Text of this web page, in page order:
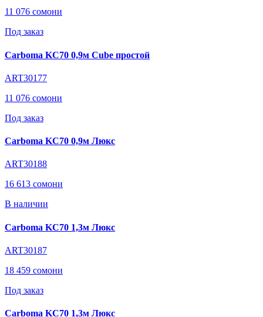
11 076 сомони
Под заказ
Carboma KC70 0,9м Cube простой
ART30177
11 076 сомони
Под заказ
Carboma KC70 0,9м Люкс
ART30188
16 613 сомони
В наличии
Carboma KC70 1,3м Люкс
ART30187
18 459 сомони
Под заказ
Carboma KC70 1,3м Люкс